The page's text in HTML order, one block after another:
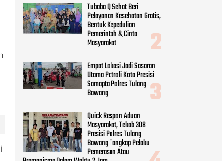
Tubaba Q Sehat Beri
Pelayanan Kesehatan Gratis,
Bentuk Kepedulian
Pemerintah & Cinta
Masyarakat
Empat Lokasi Jadi Sasaran
Utama Patroli Kota Presisi
Samapta Polres Tulang
Bawang
Quick Respon Aduan
Masyarakat, Tekab 308
Presisi Polres Tulang
Bawang Tangkap Pelaku
Pemerasan Atau